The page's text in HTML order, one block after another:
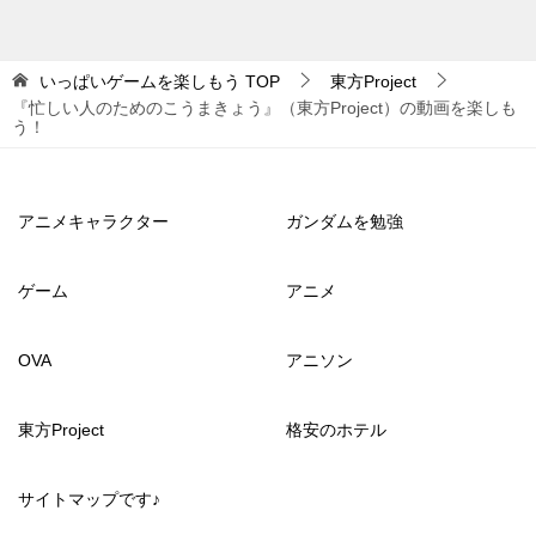
いっぱいゲームを楽しもう TOP
東方Project
『忙しい人のためのこうまきょう』（東方Project）の動画を楽しも
う！
アニメキャラクター ガンダムを勉強
ゲーム アニメ
OVA アニソン
東方Project 格安のホテル
サイトマップです♪